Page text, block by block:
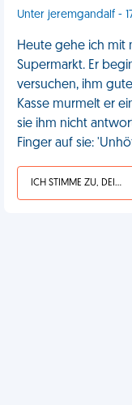
Unter jeremgandalf -
Heute gehe ich mit
Supermarkt. Er
versuchen, ihm
Kasse murmelt er
sie ihm nicht
Finger auf sie:
ICH STIMME ZU, DEIN LEBEN IST SCHEISSE